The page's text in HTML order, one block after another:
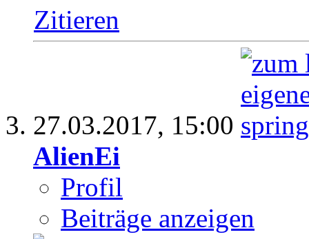
Zitieren
27.03.2017, 15:00
AlienEi
Profil
Beiträge anzeigen